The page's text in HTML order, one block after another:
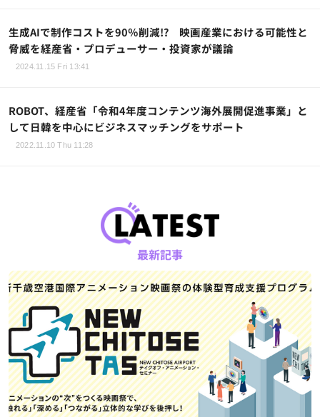
生成AIで制作コストを90％削減!? 映画産業における可能性と
脅威を経産省・プロデューサー・投資家が議論
2024.11.15 Fri 13:41
ROBOT、経産省「令和4年度コンテンツ海外展開促進事業」と
して日韓を中心にビジネスマッチングをサポート
2022.11.10 Thu 11:28
最新記事